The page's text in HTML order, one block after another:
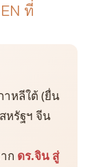
ที่
าหลีใต้ (ยื่น
หรัฐฯ จีน
ก ดร.จิน สู่